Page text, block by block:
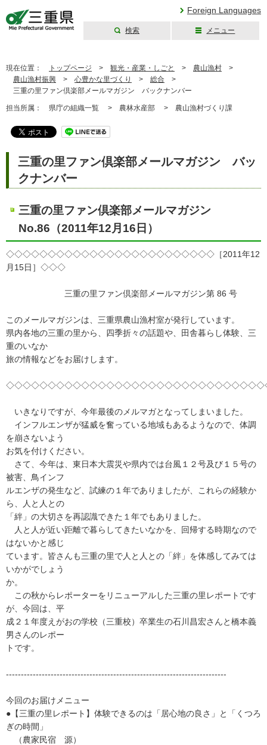
Foreign Languages
検索 メニュー
現在位置： トップページ > 観光・産業・しごと > 農山漁村 >
農山漁村振興 > 心豊かな里づくり > 総合 >
三重の里ファン倶楽部メールマガジン バックナンバー
担当所属： 県庁の組織一覧 > 農林水産部 > 農山漁村づくり課
三重の里ファン倶楽部メールマガジン バッ
クナンバー
三重の里ファン倶楽部メールマガジン
No.86（2011年12月16日）
◇◇◇◇◇◇◇◇◇◇◇◇◇◇◇◇◇◇◇◇◇◇◇◇◇［2011年12
月15日］◇◇◇
三重の里ファン倶楽部メールマガジン第 86 号
このメールマガジンは、三重県農山漁村室が発行しています。
県内各地の三重の里から、四季折々の話題や、田舎暮らし体験、三
重のいなか
旅の情報などをお届けします。
いきなりですが、今年最後のメルマガとなってしまいました。
インフルエンザが猛威を奮っている地域もあるようなので、体調
を崩さないよう
お気を付けください。
さて、今年は、東日本大震災や県内では台風１２号及び１５号の
被害、鳥インフ
ルエンザの発生など、試練の１年でありましたが、これらの経験か
ら、人と人との
「絆」の大切さを再認識できた１年でもありました。
人と人が近い距離で暮らしてきたいなかを、回帰する時期なので
はないかと感じ
ています。皆さんも三重の里で人と人との「絆」を体感してみては
いかがでしょう
か。
この秋からレポーターをリニューアルした三重の里レポートです
が、今回は、平
成２１年度えがおの学校（三重校）卒業生の石川昌宏さんと橋本義
男さんのレポー
トです。
--------------------------------------------------------------------------
今回のお届けメニュー
●【三重の里レポート】体験できるのは「居心地の良さ」と「くつろ
ぎの時間」
（農家民宿 源）